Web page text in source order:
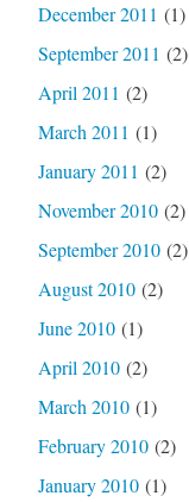
December 2011 (1)
September 2011 (2)
April 2011 (2)
March 2011 (1)
January 2011 (2)
November 2010(2)
September 2010(2)
August 2010(2)
June 2010(1)
April 2010(2)
March 2010(1)
February 2010(2)
January 2010(1)